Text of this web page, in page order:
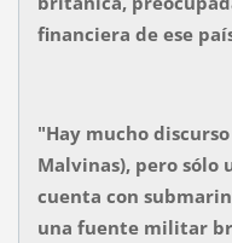
financiera de ese
"Hay mucho
Malvinas), pero sólo
cuenta con
una fuente militar